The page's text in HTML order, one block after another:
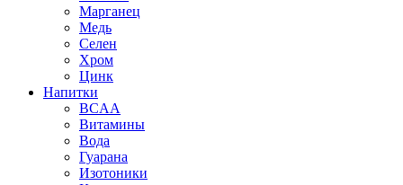
Марганец
Медь
Селен
Хром
Цинк
Напитки
BCAA
Витамины
Вода
Гуарана
Изотоники